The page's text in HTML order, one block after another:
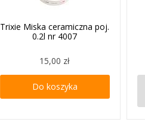
Trixie Miska ceramiczna poj.
0.2l nr 4007
15,00 zł
Do koszyka